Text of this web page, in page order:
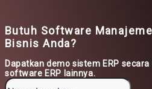
Butuh Software
Bisnis Anda?
Dapatkan demo sistem ERP
software ERP lainnya.